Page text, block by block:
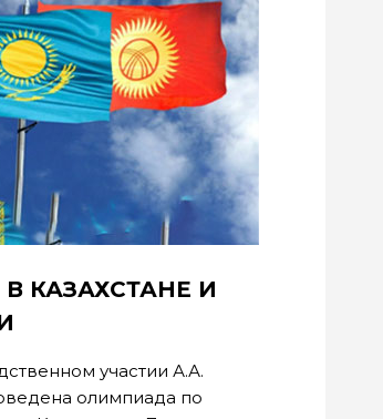
КАЗАХСТАНЕ И
участии А.А.
олимпиада по